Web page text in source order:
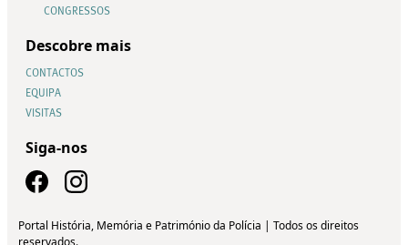
CONGRESSOS
Descobre mais
CONTACTOS
EQUIPA
VISITAS
Siga-nos
Portal História, Memória e Património da Polícia | Todos os direitos